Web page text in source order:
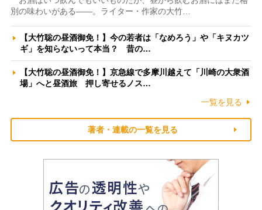
別の味わいがある――。ライター・作家の大竹…
【大竹聡の昼酒御免！】今の若者は「なめろう」や「キヌカツ
ギ」を知らないって本当？ 昔の…
【大竹聡の昼酒御免！】京急線で多摩川越えて「川崎の大衆酒
場」へと昼酒旅 押し寄せるノス…
一覧を見る
著者・連載の一覧を見る